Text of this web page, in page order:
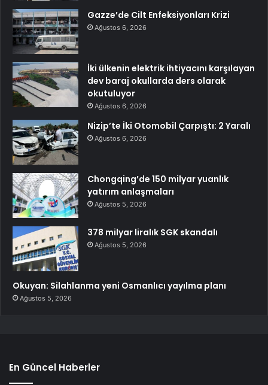
Gazze’de Cilt Enfeksiyonları Krizi
Ağustos 6, 2026
İki ülkenin elektrik ihtiyacını karşılayan
dev baraj okullarda ders olarak
okutuluyor
Ağustos 6, 2026
Nizip’te İki Otomobil Çarpıştı: 2 Yaralı
Ağustos 6, 2026
Chongqing’de 150 milyar yuanlık
yatırım anlaşmaları
Ağustos 5, 2026
378 milyar liralık SGK skandalı
Ağustos 5, 2026
Okuyan: Silahlanma yeni Osmanlıcı yayılma planı
Ağustos 5, 2026
En Güncel Haberler